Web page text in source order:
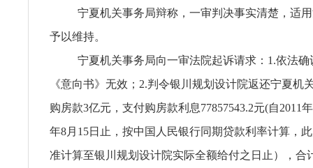
宁夏机关事务局辩称，一审判决事实清楚，适
予以维持。
宁夏机关事务局向一审法院起诉请求：1.依法
《意向书》无效；2.判令银川规划设计院返还宁夏机
购房款3亿元，支付购房款利息77857543.2元(自2011
年8月15日止，按中国人民银行同期贷款利率计算，
准计算至银川规划设计院实际全额给付之日止），合